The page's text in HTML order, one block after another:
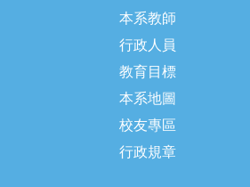
本系教師
行政人員
教育目標
本系地圖
校友專區
行政規章